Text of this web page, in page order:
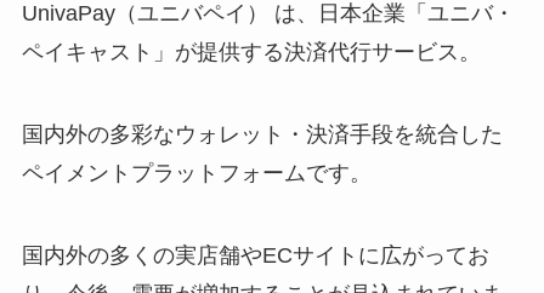
UnivaPay（ユニバペイ） は、日本企業「ユニバ・
ペイキャスト」が提供する決済代行サービス。
国内外の多彩なウォレット・決済手段を統合した
ペイメントプラットフォームです。
国内外の多くの実店舗やECサイトに広がってお